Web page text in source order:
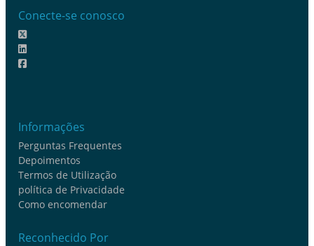
Conecte-se conosco
Informações
Perguntas Frequentes
Depoimentos
Termos de Utilização
política de Privacidade
Como encomendar
Reconhecido Por